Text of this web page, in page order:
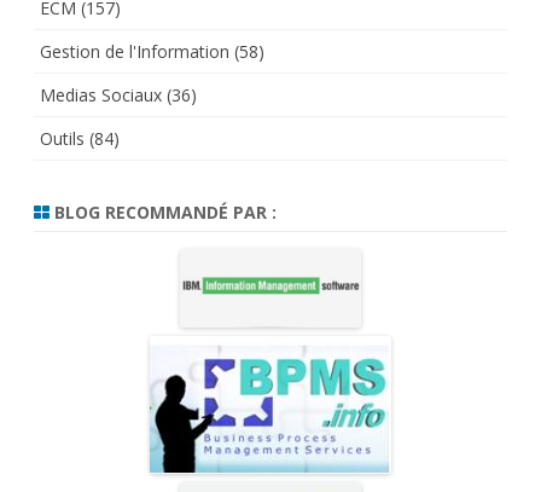
ECM (157)
Gestion de l'Information (58)
Medias Sociaux (36)
Outils (84)
BLOG RECOMMANDÉ PAR :